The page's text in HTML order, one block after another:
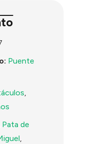
Puente
,
Pata de
,